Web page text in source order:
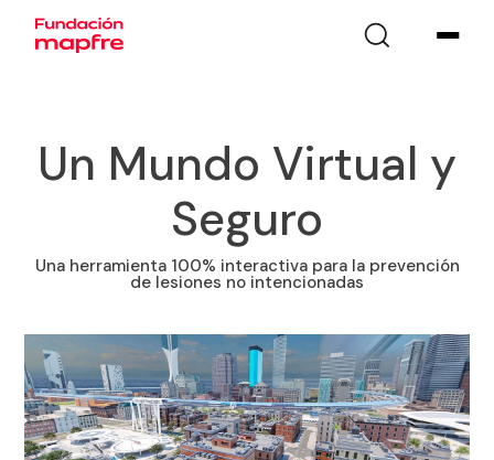
Un Mundo Virtual y
Seguro
Una herramienta 100% interactiva para la prevención
de lesiones no intencionadas